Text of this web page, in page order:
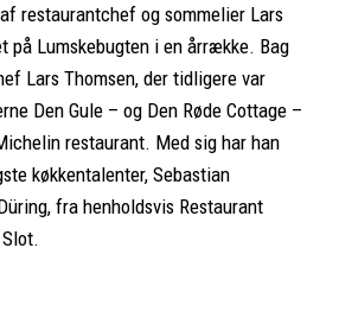
restaurantchef og sommelier Lars
på Lumskebugten i en årrække. Bag
Lars Thomsen, der tidligere var
Den Gule – og Den Røde Cottage –
restaurant. Med sig har han
køkkentalenter, Sebastian
fra henholdsvis Restaurant